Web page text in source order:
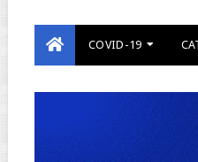
COVID-19